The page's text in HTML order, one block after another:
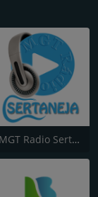
MGT Radio Sertaneja